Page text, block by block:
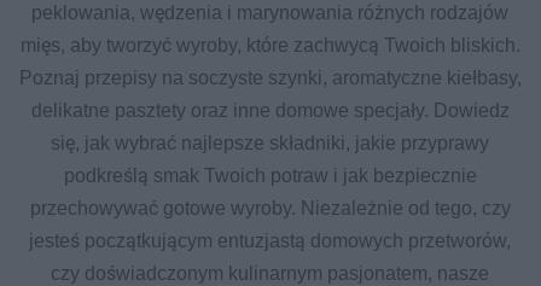
peklowania, wędzenia i marynowania różnych rodzajów
mięs, aby tworzyć wyroby, które zachwycą Twoich bliskich.
Poznaj przepisy na soczyste szynki, aromatyczne kiełbasy,
delikatne pasztety oraz inne domowe specjały. Dowiedz
się, jak wybrać najlepsze składniki, jakie przyprawy
podkreślą smak Twoich potraw i jak bezpiecznie
przechowywać gotowe wyroby. Niezależnie od tego, czy
jesteś początkującym entuzjastą domowych przetworów,
czy doświadczonym kulinarnym pasjonatem, nasze